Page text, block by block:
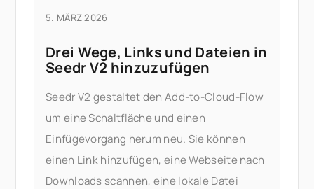
5. MÄRZ 2026
Drei Wege, Links und Dateien in
Seedr V2 hinzuzufügen
Seedr V2 gestaltet den Add-to-Cloud-Flow
um eine Schaltfläche und einen
Einfügevorgang herum neu. Sie können
einen Link hinzufügen, eine Webseite nach
Downloads scannen, eine lokale Datei